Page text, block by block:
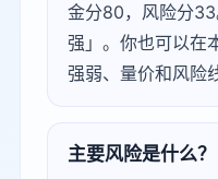
金分80，风险分
强」。你也可以在
强弱、量价和风险
主要风险是什么？